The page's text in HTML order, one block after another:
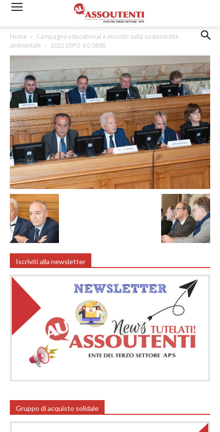
Home
Campagna educational e incontri sulla sostenibilità
ambientale
2022 EXPO 4.0 0896
Iscriviti alla newsletter
Gruppo di acquisto solidale